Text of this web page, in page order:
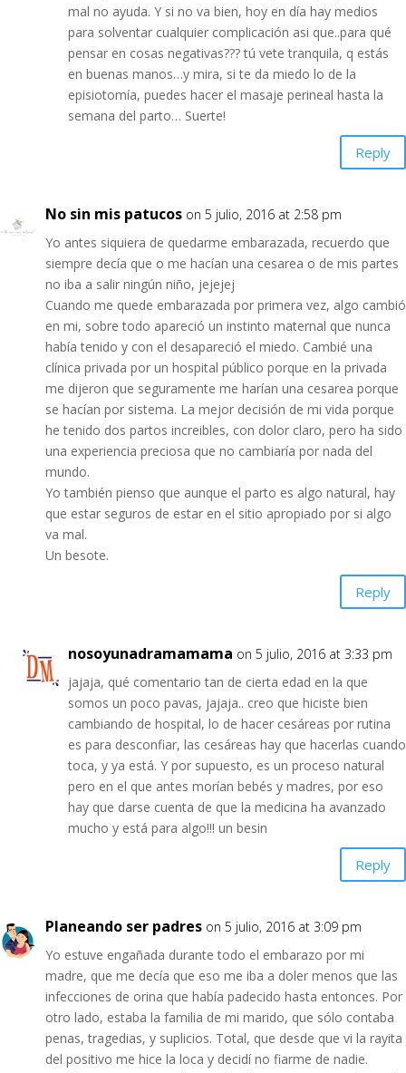
mal no ayuda. Y si no va bien, hoy en día hay medios
para solventar cualquier complicación asi que..para qué
pensar en cosas negativas??? tú vete tranquila, q estás
en buenas manos…y mira, si te da miedo lo de la
episiotomía, puedes hacer el masaje perineal hasta la
semana del parto… Suerte!
Reply
No sin mis patucos on 5 julio, 2016 at 2:58 pm
Yo antes siquiera de quedarme embarazada, recuerdo que
siempre decía que o me hacían una cesarea o de mis partes
no iba a salir ningún niño, jejejej
Cuando me quede embarazada por primera vez, algo cambió
en mi, sobre todo apareció un instinto maternal que nunca
había tenido y con el desapareció el miedo. Cambié una
clínica privada por un hospital público porque en la privada
me dijeron que seguramente me harían una cesarea porque
se hacían por sistema. La mejor decisión de mi vida porque
he tenido dos partos increibles, con dolor claro, pero ha sido
una experiencia preciosa que no cambiaría por nada del
mundo.
Yo también pienso que aunque el parto es algo natural, hay
que estar seguros de estar en el sitio apropiado por si algo
va mal.
Un besote.
Reply
nosoyunadramamama on 5 julio, 2016 at 3:33 pm
jajaja, qué comentario tan de cierta edad en la que
somos un poco pavas, jajaja.. creo que hiciste bien
cambiando de hospital, lo de hacer cesáreas por rutina
es para desconfiar, las cesáreas hay que hacerlas cuando
toca, y ya está. Y por supuesto, es un proceso natural
pero en el que antes morían bebés y madres, por eso
hay que darse cuenta de que la medicina ha avanzado
mucho y está para algo!!! un besin
Reply
Planeando ser padres on 5 julio, 2016 at 3:09 pm
Yo estuve engañada durante todo el embarazo por mi
madre, que me decía que eso me iba a doler menos que las
infecciones de orina que había padecido hasta entonces. Por
otro lado, estaba la familia de mi marido, que sólo contaba
penas, tragedias, y suplicios. Total, que desde que vi la rayita
del positivo me hice la loca y decidí no fiarme de nadie.